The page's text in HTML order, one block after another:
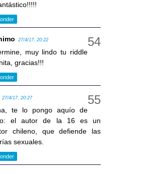
27/4/17, 20:22
muy lindo tu riddle
gracias!!!
27/4/17, 20:27
te lo pongo aquío de
el autor de la 16 es un
chileno, que defiende las
sexuales.